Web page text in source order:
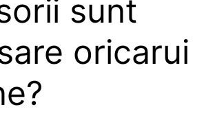
sunt
oricarui